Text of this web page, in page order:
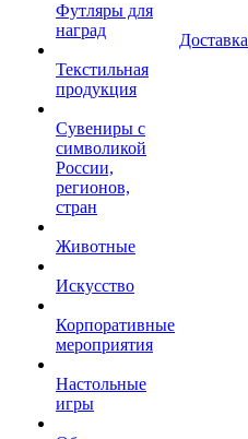
Футляры для
наград
Текстильная
продукция
Сувениры с
символикой
России,
регионов,
стран
Животные
Искусство
Корпоративные
мероприятия
Настольные
игры
Доставка